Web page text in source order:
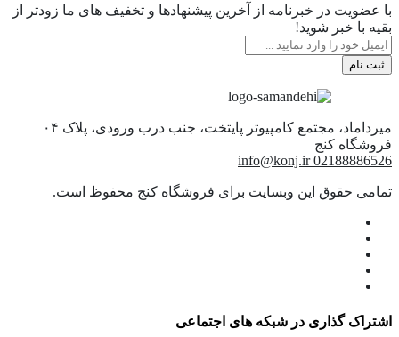
با عضویت در خبرنامه از آخرین پیشنهادها و تخفیف های ما زودتر از
بقیه با خبر شوید!
ثبت نام
میرداماد، مجتمع کامپیوتر پایتخت، جنب درب ورودی، پلاک ۰۴
02188886526
info@konj.ir
تمامی حقوق این وبسایت برای فروشگاه کنج محفوظ است.
اشتراک گذاری در شبکه های اجتماعی